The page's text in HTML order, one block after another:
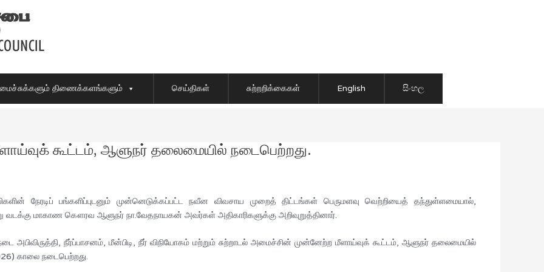
திணைக்களங்களும் செய்திகள் சுற்றறிக்கைகள் English සිංහල
கூட்டம், ஆளுநர் தலைமையில் நடைபெற்றது.
நேரடிப் பங்களிப்புடனும் முன்னெடுக்கப்பட்ட நவீன விவசாய முறைத் திட்டங்கள் பெருமளவு வெற்றியைத் தந்துள்ளமையால்,
வடக்கு மாகாண கௌரவ ஆளுநர் நா.வேதநாயகன் அவர்கள் அதிகாரிகளுக்கு அறிவுறுத்தினார்.
நீர்ப்பாசனம், மீன்பிடி, நீர் விநியோகம் மற்றும் சுற்றாடல் அமைச்சின் முன்னேற்ற மீளாய்வுக் கூட்டம், ஆளுநர் தலைமையில்
காலை நடைபெற்றது.